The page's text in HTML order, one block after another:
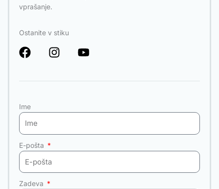
vprašanje.
Ostanite v stiku
F
o
o
k
I
g
a
Y
b
Ime
E-pošta
Zadeva